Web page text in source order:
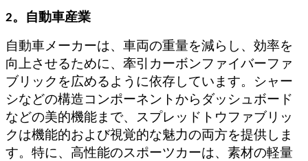
2。自動車産業
自動車メーカーは、車両の重量を減らし、効率を
向上させるために、牽引カーボンファイバーファ
ブリックを広めるように依存しています。シャー
シなどの構造コンポーネントからダッシュボード
などの美的機能まで、スプレッドトウファブリッ
クは機能的および視覚的な魅力の両方を提供しま
す。特に、高性能のスポーツカーは、素材の軽量